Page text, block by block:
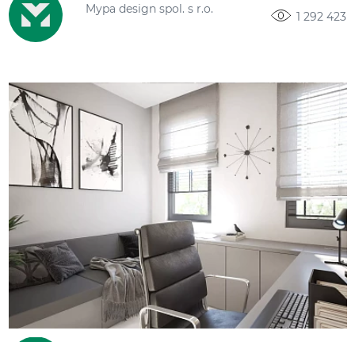
Mypa design spol. s r.o.
1 292 423